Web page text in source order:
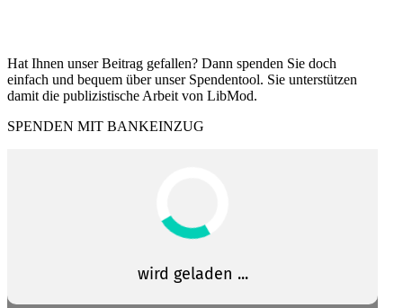
Hat Ihnen unser Beitrag gefallen? Dann spenden Sie doch
einfach und bequem über unser Spendentool. Sie unter­stützen
damit die publi­zis­tische Arbeit von LibMod.
SPENDEN MIT BANKEINZUG